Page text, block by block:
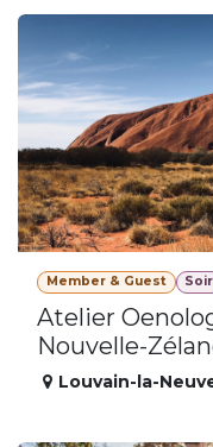
Member & Guest Soir
Atelier
Nouvelle-
Louvain-la-